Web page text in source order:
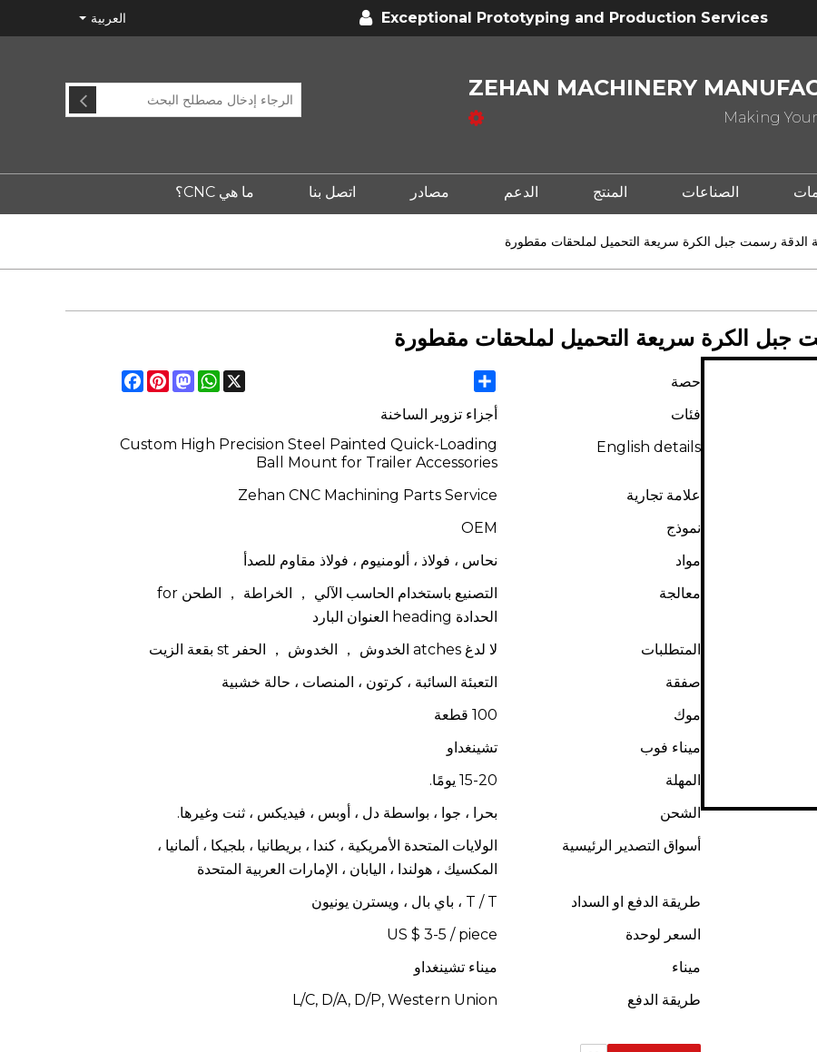
Exceptional Prototyping and Production Services العربية
ZEHAN MACHINERY
Making
الصناعات المنتج الدعم مصادر اتصل بنا ما هي CNC؟
رسمت جبل الكرة سريعة التحميل لملحقات مقطورة
الكرة سريعة التحميل لملحقات مقطورة
حصة Share
Facebook
Pinterest
Mastodon
WhatsApp X
فئات
أجزاء تزوير الساخنة
English details
Custom High Precision Steel Painted Quick-Loading
Ball Mount for Trailer Accessories
علامة تجارية
Zehan CNC Machining Parts Service
نموذج
OEM
مواد
نحاس ، فولاذ ، ألومنيوم ، فولاذ مقاوم للصدأ
معالجة
التصنيع باستخدام الحاسب الآلي ， الخراطة ， الطحن for
الحدادة heading العنوان البارد
المتطلبات
لا لدغ atches الخدوش ， الخدوش ， الحفر st بقعة الزيت
صفقة
التعبئة السائبة ، كرتون ، المنصات ، حالة خشبية
موك
100 قطعة
ميناء فوب
تشينغداو
المهلة
15-20 يومًا.
الشحن
بحرا ، جوا ، بواسطة دل ، أوبس ، فيديكس ، ثنت وغيرها.
أسواق التصدير الرئيسية
الولايات المتحدة الأمريكية ، كندا ، بريطانيا ، بلجيكا ، ألمانيا ،
المكسيك ، هولندا ، اليابان ، الإمارات العربية المتحدة
طريقة الدفع او السداد
T / T ، باي بال ، ويسترن يونيون
السعر لوحدة
US $ 3-5 / piece
ميناء
ميناء تشينغداو
طريقة الدفع
L/C, D/A, D/P, Western Union